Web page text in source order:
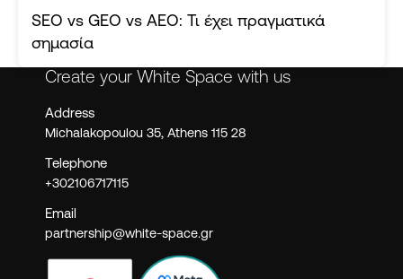
SEO vs GEO vs AEO: Τι έχει πραγματικά
σημασία
Create your White Space with us
Address
Michalakopoulou 35, Athens 115 28
Telephone
+302106717115
Email
partnership@white-space.gr